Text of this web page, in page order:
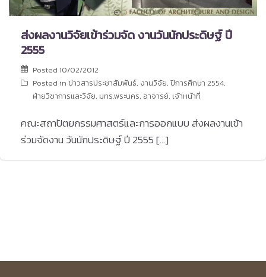
ส่งผลงานวิจัยเข้าร่วมจัด งานวันนักประดิษฐ์ ปี
2555
Posted 10/02/2012
Posted in ข่าวสารประชาสัมพันธ์, งานวิจัย, ปีการศึกษา 2554,
ฝ่ายวิชาการและวิจัย, มทร.พระนคร, อาจารย์, เจ้าหน้าที่
คณะสถาปัตยกรรมศาสตร์และการออกแบบ ส่งผลงานเข้า
ร่วมจัดงาน วันนักประดิษฐ์ ปี 2555 […]